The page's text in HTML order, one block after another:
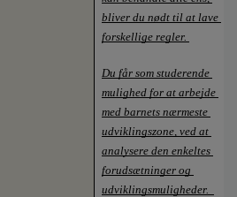
bliver du nødt til at lave
forskellige regler.
Du får som studerende
mulighed for at arbejde
med barnets nærmeste
udviklingszone, ved at
analysere den enkeltes
forudsætninger og
udviklingsmuligheder.